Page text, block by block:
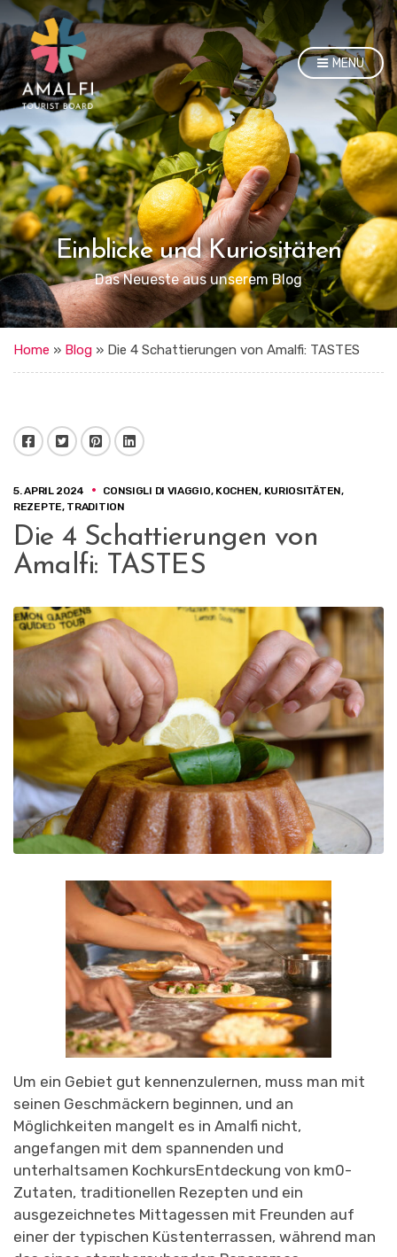
MENU
Einblicke und Kuriositäten
Das Neueste aus unserem Blog
Home » Blog » Die 4 Schattierungen von Amalfi: TASTES
Facebook Twitter Pinterest LinkedIn
5. APRIL 2024 CONSIGLI DI VIAGGIO, KOCHEN, KURIOSITÄTEN,
REZEPTE, TRADITION
Die 4 Schattierungen von
Amalfi: TASTES
Um ein Gebiet gut kennenzulernen, muss man mit
seinen Geschmäckern beginnen, und an
Möglichkeiten mangelt es in Amalfi nicht,
angefangen mit dem spannenden und
unterhaltsamen KochkursEntdeckung von km0-
Zutaten, traditionellen Rezepten und ein
ausgezeichnetes Mittagessen mit Freunden auf
einer der typischen Küstenterrassen, während man